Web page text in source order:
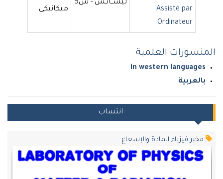
Assisté par
Ordinateur
ليســانـس - س5
ميكانيكي
المنشورات العلمية
in western languages
بالعربية
انتساب
مخبر فيزياء المادة والإشعاع